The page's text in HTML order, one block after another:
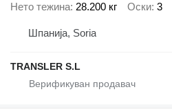
Нето тежина 28.200 кг Оски 3
Шпанија, Soria
TRANSLER S.L